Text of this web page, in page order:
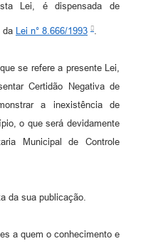
Lei, é dispensada de
da Lei n° 8.666/1993 .
se refere a presente Lei,
Certidão Negativa de
a inexistência de
o que será devidamente
Municipal de Controle
da sua publicação.
a quem o conhecimento e